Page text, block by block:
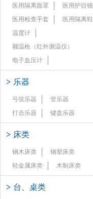
医用隔离面罩
医用护目镜
医用检查手套
医用隔离
温度计
额温枪（红外测温仪）
电子血压计
> 乐器
弓弦乐器
管乐器
打击乐器
键盘乐器
> 床类
钢木床类
钢塑床类
轻金属床类
木制床类
> 台、桌类